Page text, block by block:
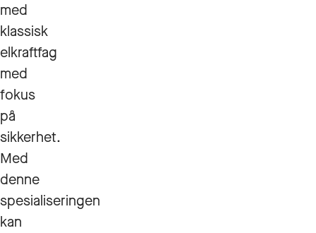
med
klassisk
elkraftfag
med
fokus
på
sikkerhet.
Med
denne
spesialiseringen
kan